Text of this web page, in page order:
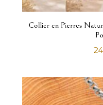
Pendentifs à
Portes clés
Boucles
Bracelets
Collier en Pierres